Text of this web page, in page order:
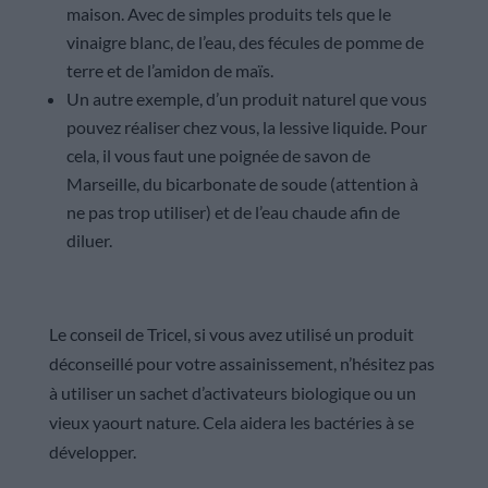
maison. Avec de simples produits tels que le
vinaigre blanc, de l’eau, des fécules de pomme de
terre et de l’amidon de maïs.
Un autre exemple, d’un produit naturel que vous
pouvez réaliser chez vous, la lessive liquide. Pour
cela, il vous faut une poignée de savon de
Marseille, du bicarbonate de soude (attention à
ne pas trop utiliser) et de l’eau chaude afin de
diluer.
Le conseil de Tricel, si vous avez utilisé un produit
déconseillé pour votre assainissement, n’hésitez pas
à utiliser un sachet d’activateurs biologique ou un
vieux yaourt nature. Cela aidera les bactéries à se
développer.